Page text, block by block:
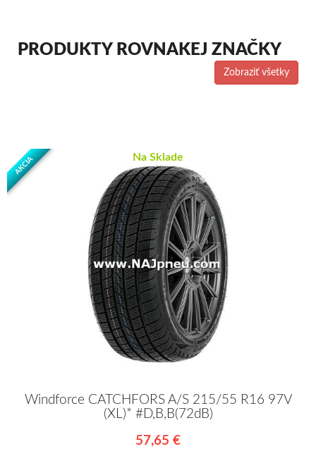
PRODUKTY ROVNAKEJ ZNAČKY
Zobraziť všetky
AKCIA Na Sklade
Windforce CATCHFORS A/S 215/55 R16 97V
(XL)* #D,B,B(72dB)
57,65 €